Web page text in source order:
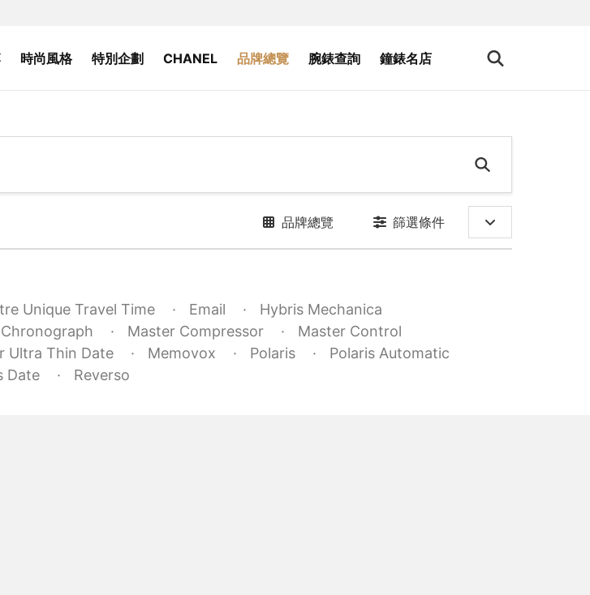
時尚風格 特別企劃 CHANEL 品牌總覽 腕錶查詢 鐘錶名店
品牌總覽 篩選條件
Unique Travel Time Email
Hybris Mechanica
Master Compressor
Master Control
Ultra Thin Date Memovox Polaris
Polaris Automatic
Date Reverso